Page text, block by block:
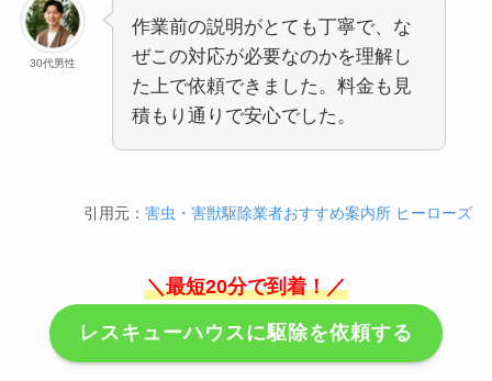
30代男性
作業前の説明がとても丁寧で、な
ぜこの対応が必要なのかを理解し
た上で依頼できました。料金も見
積もり通りで安心でした。
引用元：害虫・害獣駆除業者おすすめ案内所 ヒーローズ
＼最短20分で到着！／
レスキューハウスに駆除を依頼する